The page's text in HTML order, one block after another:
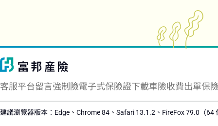
客服平台留言強制險電子式保險證下載車險收費出單保
建議瀏覽器版本：Edge、Chrome 84、Safari 13.1.2、FireFox 79.0（64